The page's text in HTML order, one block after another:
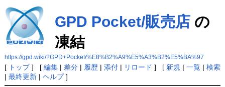
GPD Pocket/販売店の
凍結
https://gpd.wiki/?GPD+Pocket/%E8%B2%A9%E5%A3%B2%E5%BA%97
[ トップ] [ 編集| 差分| 履歴| 添付| リロード ] [ 新規 | 一覧| 検索
| 最終更新| ヘルプ]